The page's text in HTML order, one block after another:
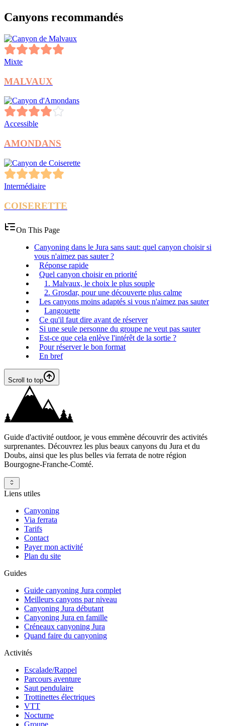
Canyons recommandés
Mixte
MALVAUX
Accessible
AMONDANS
Intermédiaire
COISERETTE
On This Page
Canyoning dans le Jura sans saut: quel canyon choisir si
vous n'aimez pas sauter ?
Réponse rapide
Quel canyon choisir en priorité
1. Malvaux, le choix le plus souple
2. Grosdar, pour une découverte plus calme
Les canyons moins adaptés si vous n'aimez pas sauter
Langouette
Ce qu'il faut dire avant de réserver
Si une seule personne du groupe ne veut pas sauter
Est-ce que cela enlève l'intérêt de la sortie ?
Pour réserver le bon format
En bref
Scroll to top
Guide d'activité outdoor, je vous emmène découvrir des activités
surprenantes. Découvrez les plus beaux canyons du Jura et du
Doubs, ainsi que les plus belles via ferrata de notre région
Bourgogne-Franche-Comté.
Liens utiles
Canyoning
Via ferrata
Tarifs
Contact
Payer mon activité
Plan du site
Guides
Guide canyoning Jura complet
Meilleurs canyons par niveau
Canyoning Jura débutant
Canyoning Jura en famille
Créneaux canyoning Jura
Quand faire du canyoning
Activités
Escalade/Rappel
Parcours aventure
Saut pendulaire
Trottinettes électriques
VTT
Nocturne